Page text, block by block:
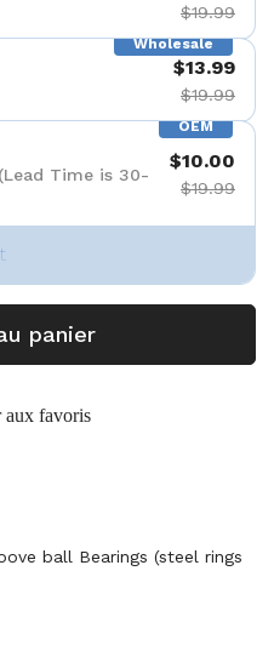
$19.99
Wholesale
$13.99
$19.99
OEM
Time is 30-
$10.00
$19.99
panier
aux favoris
ball Bearings (steel rings